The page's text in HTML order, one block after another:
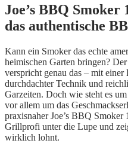
Joe’s BBQ Smoker
das authentische
Kann ein Smoker das echte
heimischen Garten bringen? Der
verspricht genau das – mit
durchdachter Technik und
Garzeiten. Doch wie steht es
vor allem um das
praxisnaher Joe’s BBQ Smoker
Grillprofi unter die Lupe und
wirklich lohnt.